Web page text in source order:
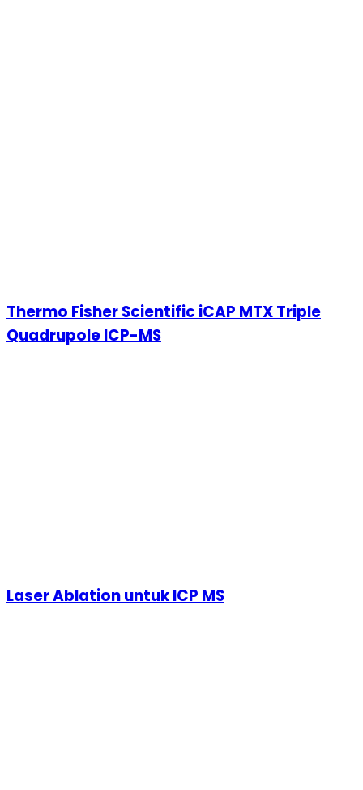
Thermo Fisher Scientific iCAP MTX Triple
Quadrupole ICP-MS
Laser Ablation untuk ICP MS